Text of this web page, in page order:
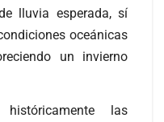
lluvia esperada, sí
oceánicas
un invierno
las